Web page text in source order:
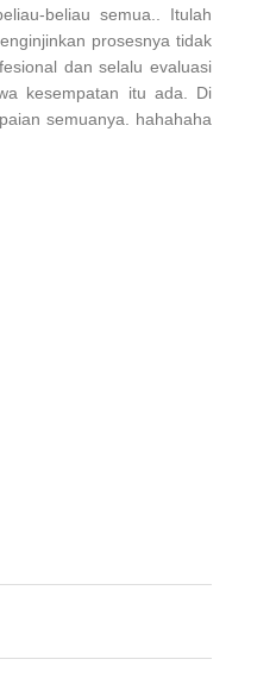
beliau semua.. Itulah
prosesnya tidak
dan selalu evaluasi
kesempatan itu ada. Di
semuanya. hahahaha